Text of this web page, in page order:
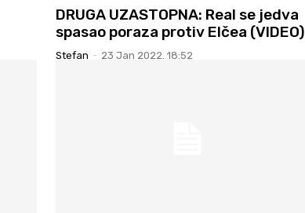
DRUGA UZASTOPNA: Real se jedva
spasao poraza protiv Elčea (VIDEO)
Stefan - 23 Jan 2022. 18:52